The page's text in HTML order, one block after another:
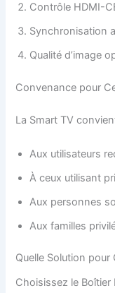
Contrôle HDMI-
Synchronisation
Qualité d’image
Convenance pour
La Smart TV
Aux utilisateurs
À ceux utilisant
Aux personnes
Aux familles
Quelle Solution pour
Choisissez le Boîtier